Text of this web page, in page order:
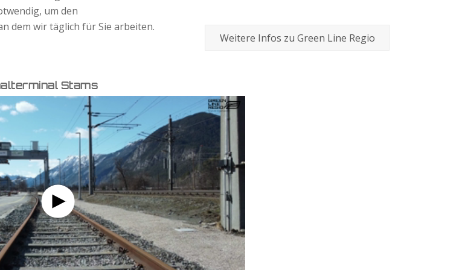
um den
dem wir täglich für Sie arbeiten.
Weitere Infos zu Green Line Regio
Stams